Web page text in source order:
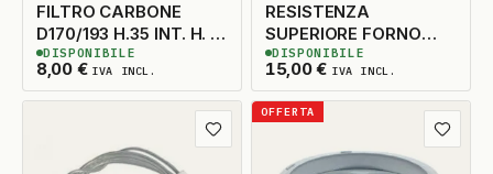
FILTRO CARBONE
D170/193 H.35 INT. H. 15
TECNOLAMP ELICA
TECNOWIND
ACK62836
8,00 € IVA INCL.
3DISPONIBILI
DISPONIBILE
RESISTENZA
SUPERIORE FORNO
W1400 + 1200
15,00€ IVA INCL.
5DISPONIBILI
DISPONIBILE
Aggiungi ai preferiti
OFFERTA